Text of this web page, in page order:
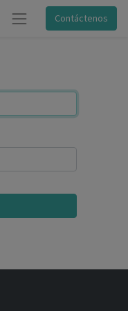
Contáctenos